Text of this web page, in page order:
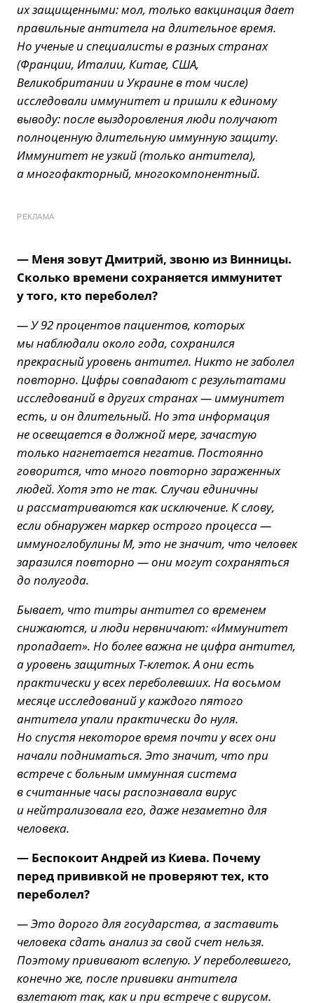
их защищенными: мол, только вакцинация дает
правильные антитела на длительное время.
Но ученые и специалисты в разных странах
(Франции, Италии, Китае, США,
Великобритании и Украине в том числе)
исследовали иммунитет и пришли к единому
выводу: после выздоровления люди получают
полноценную длительную иммунную защиту.
Иммунитет не узкий (только антитела),
а многофакторный, многокомпонентный.
РЕКЛАМА
— Меня зовут Дмитрий, звоню из Винницы.
Сколько времени сохраняется иммунитет
у того, кто переболел?
— У 92 процентов пациентов, которых
мы наблюдали около года, сохранился
прекрасный уровень антител. Никто не заболел
повторно. Цифры совпадают с результатами
исследований в других странах — иммунитет
есть, и он длительный. Но эта информация
не освещается в должной мере, зачастую
только нагнетается негатив. Постоянно
говорится, что много повторно зараженных
людей. Хотя это не так. Случаи единичны
и рассматриваются как исключение. К слову,
если обнаружен маркер острого процесса —
иммуноглобулины М, это не значит, что человек
заразился повторно — они могут сохраняться
до полугода.
Бывает, что титры антител со временем
снижаются, и люди нервничают: «Иммунитет
пропадает». Но более важна не цифра антител,
а уровень защитных Т-клеток. А они есть
практически у всех переболевших. На восьмом
месяце исследований у каждого пятого
антитела упали практически до нуля.
Но спустя некоторое время почти у всех они
начали подниматься. Это значит, что при
встрече с больным иммунная система
в считанные часы распознавала вирус
и нейтрализовала его, даже незаметно для
человека.
— Беспокоит Андрей из Киева. Почему
перед прививкой не проверяют тех, кто
переболел?
— Это дорого для государства, а заставить
человека сдать анализ за свой счет нельзя.
Поэтому прививают вслепую. У переболевшего,
конечно же, после прививки антитела
взлетают так, как и при встрече с вирусом.